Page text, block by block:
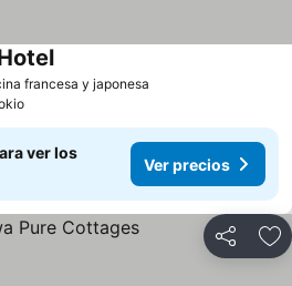
francesa y japonesa
ver los
Ver precios
Compartir